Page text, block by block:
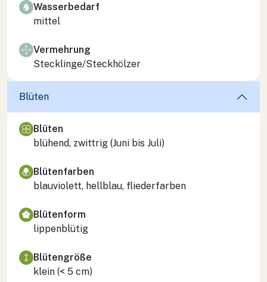
Wasserbedarf
mittel
Vermehrung
Stecklinge/Steckhölzer
Blüten
Blüten
blühend, zwittrig (Juni bis Juli)
Blütenfarben
blauviolett, hellblau, fliederfarben
Blütenform
lippenblütig
Blütengröße
klein (< 5 cm)